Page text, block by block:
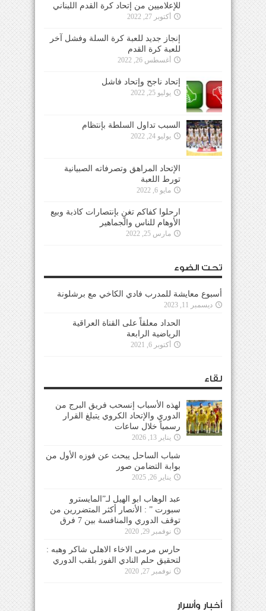
للإعلاميين من إتحاد كرة القدم اللبناني
أكتوبر 27, 2022
إنجاز جديد للعبة كرة السلة وفشل آخر
للعبة كرة القدم
أغسطس 26, 2022
إتحاد ناجح وإتحاد فاشل
يوليو 25, 2022
السبب تداول السلطة بإنتظام
يوليو 24, 2022
الإتحاد المراهق وتصرفاته الصبيانية
تورط اللعبة
مايو 6, 2022
ارحلوا كفاكم تغنٍ بإنتصارات كاذبة وبيع
الأوهام للناس والجماهير
مارس 25, 2022
تحت الضوء
أسبوع معايشة للمدرب فادي الكاخي مع برشلونة
ديسمبر 11, 2023
الحداد معلقاً على القناة العراقية
الرياضية الرابعة
أكتوبر 6, 2021
لقاء
لهذه الأسباب إنسحب فريق البرج من
الدوري والإتحاد الكروي يتبلغ القرار
رسمياً خلال ساعات
يناير 13, 2026
شباب الساحل يبحث عن فوزه الأول من
بوابة التضامن صور
يناير 26, 2025
عبد الوهاب ابو الهيل لـ”المايسترو
سبورت ” : الأنصار أكثر المتضررين من
توقف الدوري والمنافسة بين 7 فرق
نوفمبر 29, 2020
حارس مرمى الاخاء الاهلي شاكر وهبه :
لتحقيق حلم النادي الفوز بلقب الدوري
نوفمبر 27, 2020
أخبار وأسرار